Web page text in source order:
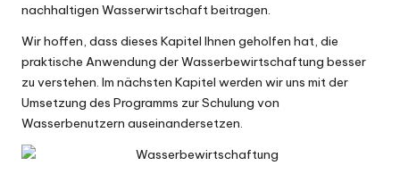
nachhaltigen Wasserwirtschaft beitragen.
Wir hoffen, dass dieses Kapitel Ihnen geholfen hat, die
praktische Anwendung der Wasserbewirtschaftung besser
zu verstehen. Im nächsten Kapitel werden wir uns mit der
Umsetzung des Programms zur Schulung von
Wasserbenutzern auseinandersetzen.